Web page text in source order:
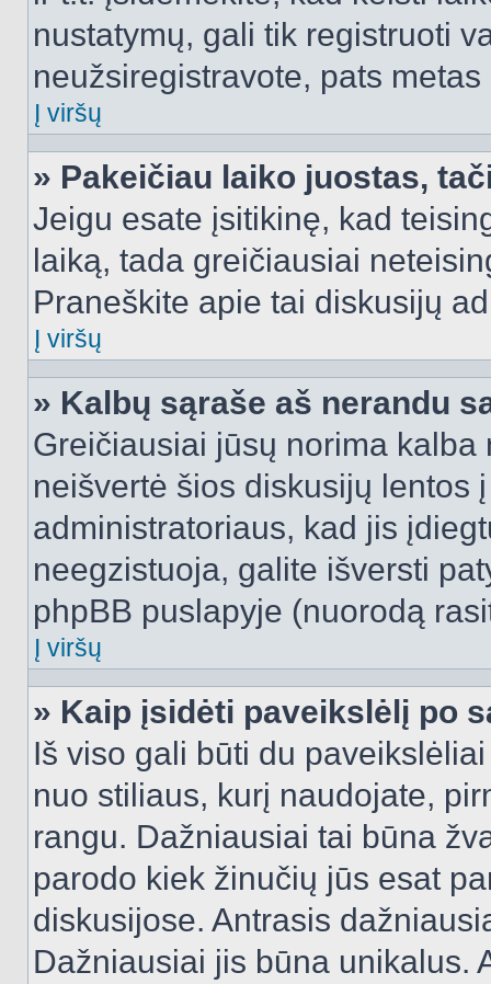
nustatymų, gali tik registruoti
neužsiregistravote, pats
Į viršų
» Pakeičiau laiko juostas,
Jeigu esate įsitikinę, kad
laiką, tada greičiausiai
Praneškite apie tai diskusijų
Į viršų
» Kalbų sąraše aš nerandu
Greičiausiai jūsų norima
neišvertė šios diskusijų lentos
administratoriaus, kad jis
neegzistuoja, galite išversti
phpBB puslapyje (nuorodą
Į viršų
» Kaip įsidėti paveikslėlį po
Iš viso gali būti du
nuo stiliaus, kurį naudojate,
rangu. Dažniausiai tai būna
parodo kiek žinučių jūs esat
diskusijose. Antrasis
Dažniausiai jis būna unikalus.